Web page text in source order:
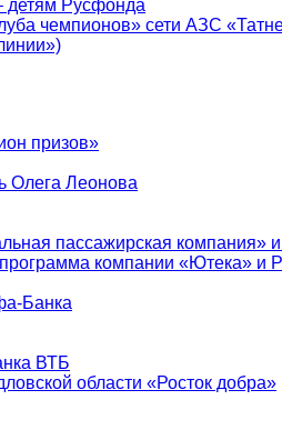
детям Русфонда
чемпионов» сети АЗС
призов»
Олега Леонова
пассажирская компания»
компании «Ютека» и
Банка
ВТБ
области «Росток добра»